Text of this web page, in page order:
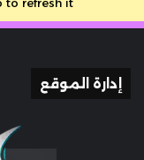
to refresh it.
إدارة الموقع